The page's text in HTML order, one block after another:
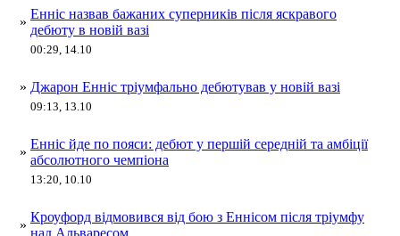
»
Енніс назвав бажаних суперників після яскравого
дебюту в новій вазі
00:29, 14.10
» Джарон Енніс тріумфально дебютував у новій вазі
09:13, 13.10
»
Енніс йде по пояси: дебют у першій середній та амбіції
абсолютного чемпіона
13:20, 10.10
»
Кроуфорд відмовився від бою з Еннісом після тріумфу
над Альваресом